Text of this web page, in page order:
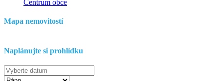
Centrum obce
Mapa nemovitostí
+
−
Naplánujte si prohlídku